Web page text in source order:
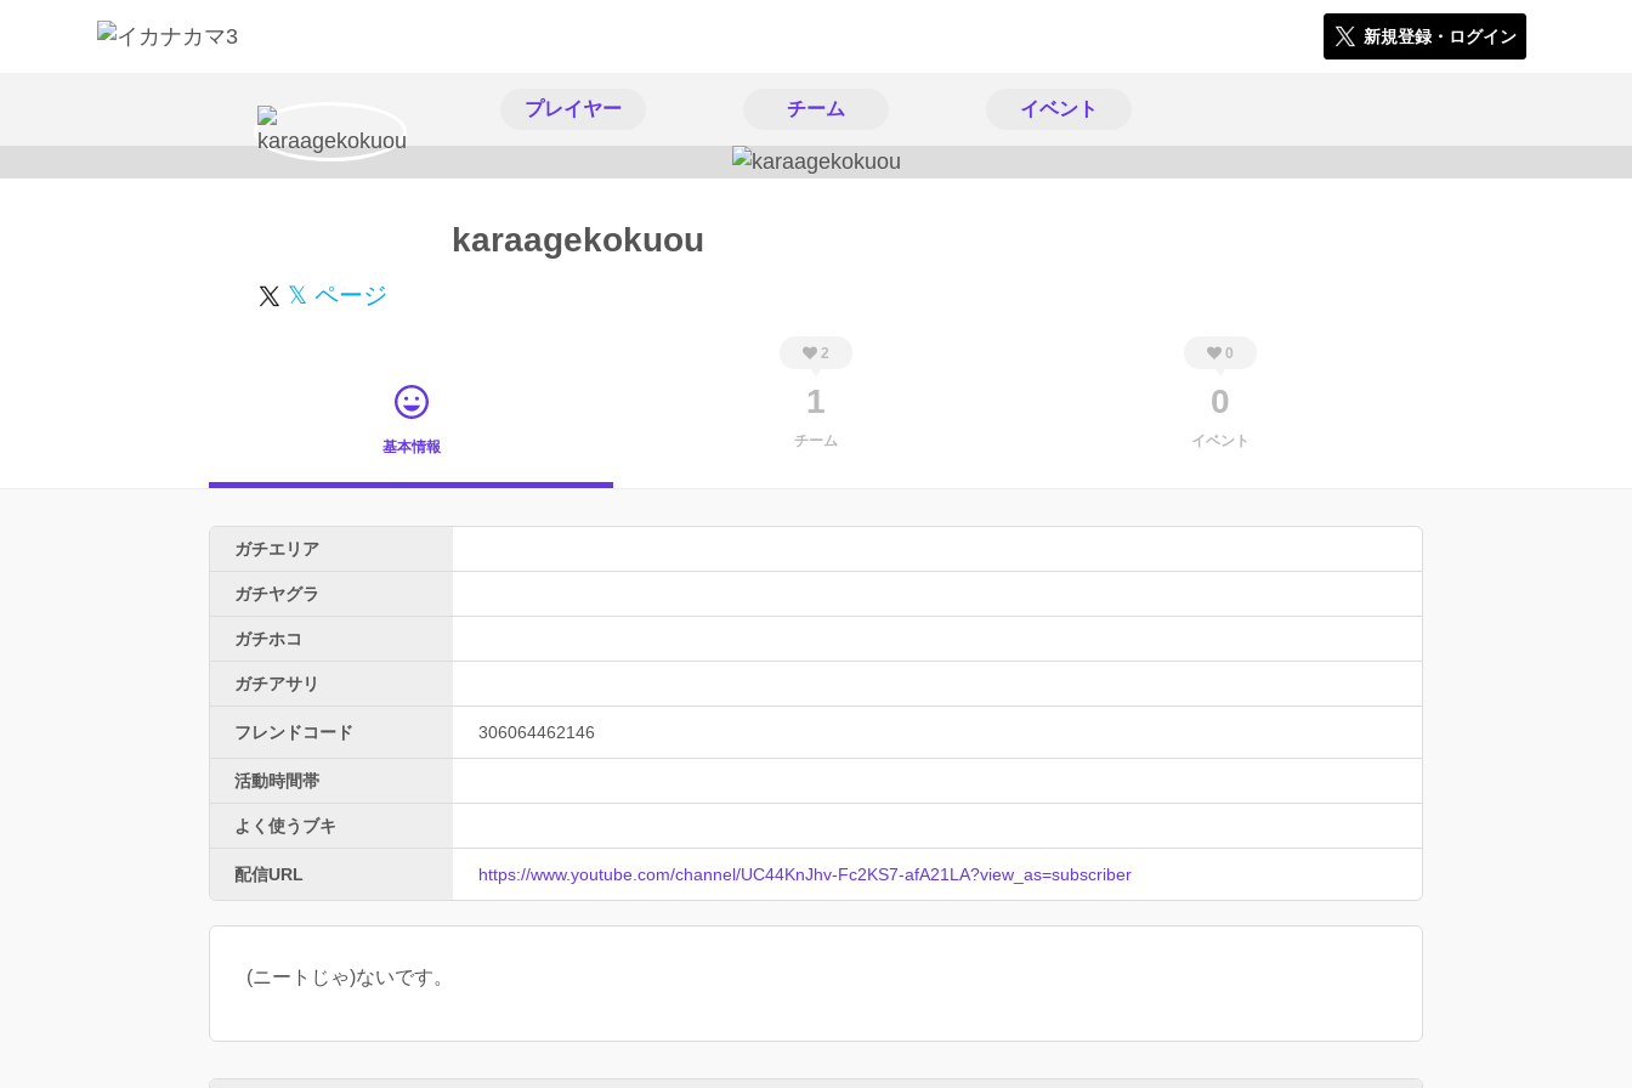
新規登録・ログイン
プレイヤー チーム イベント
karaagekokuou
𝕏 ページ
基本情報
2
1
チーム
0
0
イベント
ガチエリア
ガチヤグラ
ガチホコ
ガチアサリ
フレンドコード 306064462146
活動時間帯
よく使うブキ
配信URL https://www.youtube.com/channel/UC44KnJhv-Fc2KS7-afA21LA?view_as=subscriber
(ニートじゃ)ないです。